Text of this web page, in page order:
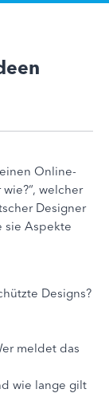
einen Online-
welcher
Designer
sie Aspekte
Designs?
meldet das
wie lange gilt